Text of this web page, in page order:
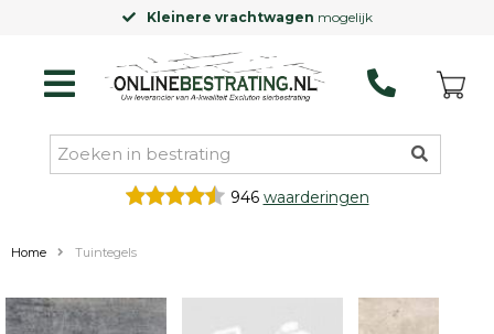
Kleinere vrachtwagen mogelijk
946 waarderingen
Home Tuintegels